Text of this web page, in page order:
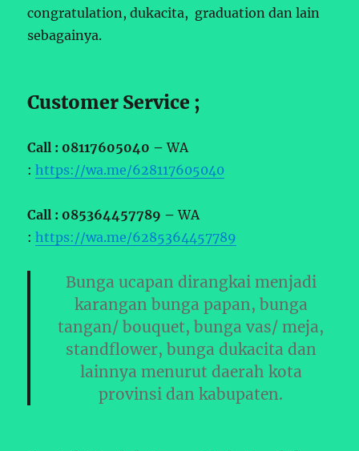
congratulation, dukacita, graduation dan lain
sebagainya.
Customer Service ;
Call : 08117605040 –WA
:https://wa.me/628117605040
Call : 085364457789 –WA
:https://wa.me/6285364457789
Bunga ucapan dirangkai menjadi
karangan bunga papan, bunga
tangan/ bouquet, bunga vas/ meja,
standflower, bunga dukacita dan
lainnya menurut daerah kota
provinsi dan kabupaten.